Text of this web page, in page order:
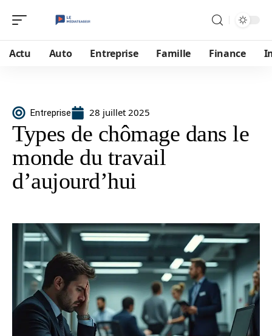
Actu Auto Entreprise Famille Finance
Entreprise 28 juillet 2025
Types de chômage dans le
monde du travail
d’aujourd’hui